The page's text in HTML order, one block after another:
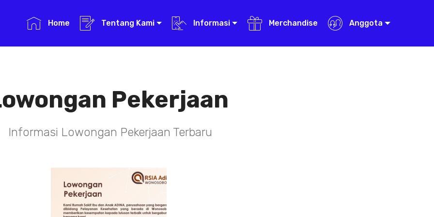
Home Tentang Kami Informasi Merchandise Anggota
Pekerjaan
Informasi Lowongan Pekerjaan Terbaru
TENAGA TEKNIS
KEFARMASIAN